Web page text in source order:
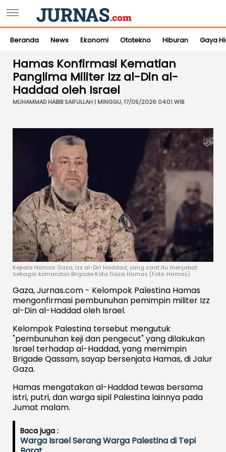
Beranda News Ekonomi Ototekno Hiburan Gaya
Hamas Konfirmasi Kematian
Panglima Militer Izz al-Din al-
Haddad oleh Israel
MUHAMMAD HABIB SAIFULLAH | MINGGU, 17/05/2026 04:01 WIB
Kepala Hamas Gaza, Izz al-Din Haddad, yang saat itu menjabat
sebagai komandan Brigade Kota Gaza Hamas (Foto: Hamas)
Gaza, Jurnas.com - Kelompok Palestina Hamas
mengonfirmasi pembunuhan pemimpin militer Izz
al-Din al-Haddad oleh Israel.
Kelompok Palestina tersebut mengutuk
"pembunuhan keji dan pengecut" yang dilakukan
Israel terhadap al-Haddad, yang memimpin
Brigade Qassam, sayap bersenjata Hamas, di Jalur
Gaza.
Hamas mengatakan al-Haddad tewas bersama
istri, putri, dan warga sipil Palestina lainnya pada
Jumat malam.
Baca juga :
Warga Israel Serang Warga Palestina di Tepi